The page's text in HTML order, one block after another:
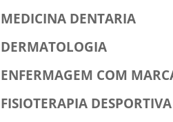
MEDICINA DENTARIA
DERMATOLOGIA
ENFERMAGEM COM
FISIOTERAPIA DESPORTIVA